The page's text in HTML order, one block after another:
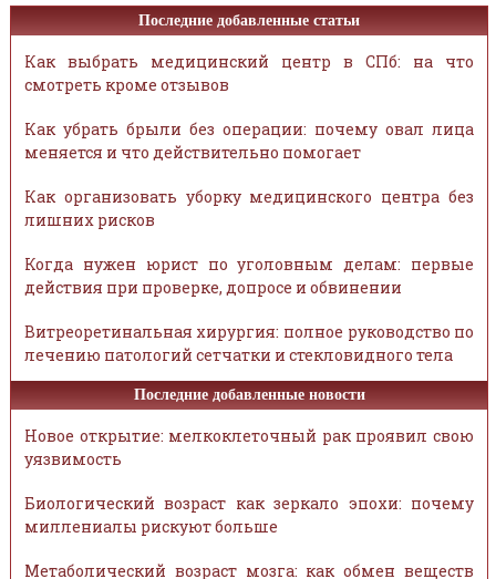
Последние добавленные статьи
Как выбрать медицинский центр в СПб: на что
смотреть кроме отзывов
Как убрать брыли без операции: почему овал лица
меняется и что действительно помогает
Как организовать уборку медицинского центра без
лишних рисков
Когда нужен юрист по уголовным делам: первые
действия при проверке, допросе и обвинении
Витреоретинальная хирургия: полное руководство по
лечению патологий сетчатки и стекловидного тела
Последние добавленные новости
Новое открытие: мелкоклеточный рак проявил свою
уязвимость
Биологический возраст как зеркало эпохи: почему
миллениалы рискуют больше
Метаболический возраст мозга: как обмен веществ